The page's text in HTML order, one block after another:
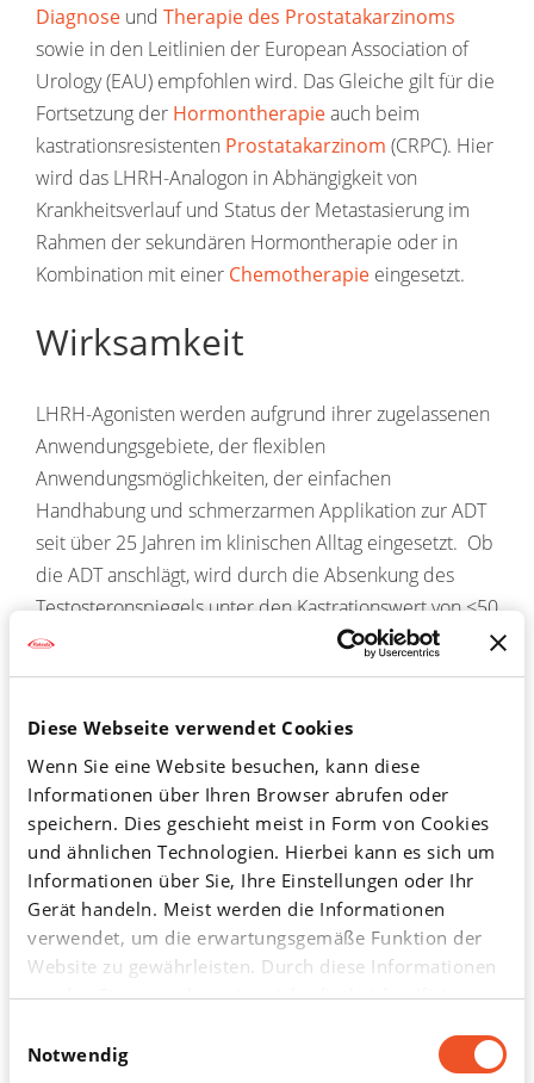
Diese Webseite verwendet Cookies
Wenn Sie eine Website besuchen, kann diese
Informationen über Ihren Browser abrufen oder
speichern. Dies geschieht meist in Form von Cookies
und ähnlichen Technologien. Hierbei kann es sich um
Informationen über Sie, Ihre Einstellungen oder Ihr
Gerät handeln. Meist werden die Informationen
verwendet, um die erwartungsgemäße Funktion der
Website zu gewährleisten. Durch diese Informationen
werden Sie normalerweise nicht direkt identifiziert.
Erlebnis geboten werden. Da wir Ihr Recht auf
Notwendig
Diagnose und Therapie des Prostatakarzinoms
sowie in den Leitlinien der European Association of
Urology (EAU) empfohlen wird. Das Gleiche gilt für die
Fortsetzung der Hormontherapieauch beim
kastrationsresistenten Prostatakarzinom (CRPC). Hier
wird das LHRH-Analogon in Abhängigkeit von
Krankheitsverlauf und Status der Metastasierung im
Rahmen der sekundären Hormontherapie oder in
Kombination mit einer Chemotherapie eingesetzt.
Wirksamkeit
LHRH-Agonisten werden aufgrund ihrer zugelassenen
Anwendungsgebiete, der flexiblen
Anwendungsmöglichkeiten, der einfachen
Handhabung und schmerzarmen Applikation zur ADT
seit über 25 Jahren im klinischen Alltag eingesetzt. Ob
die ADT anschlägt, wird durch die Absenkung des
Testosteronspiegels unter den Kastrationswert von <50
ng/dl gemessen.
anderen Therapien kombiniert werden können. In
Kombination mit einer Strahlentherapie(sowohl
neoadjuvant bis zu sechs Monate vor derBestrahlung
als auch adjuvant während und nach der Therapie)
kommt es Studien zufolge zu einem Vorteil hinsichtlich
des Gesamtüberlebens gegenüber der alleinigen
Strahlentherapie.
Auch bei der Langzeitanwendung (>10 Jahre), bei der
sowie bei der maximalen Androgenblockade (MAB) in
Kombination mit einem Antiandrogen beim